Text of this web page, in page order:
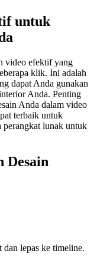
untuk
video efektif yang
klik. Ini adalah
dapat Anda gunakan
Anda. Penting
Anda dalam video
terbaik untuk
perangkat lunak untuk
Desain
lepas ke timeline.